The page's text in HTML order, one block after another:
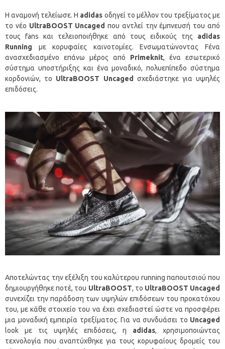
Η αναμονή τελείωσε. Η adidas οδηγεί το μέλλον του τρεξίματος με
το νέο UltraBOOST Uncaged που αντλεί την έμπνευσή του από
τους fans και τελειοποιήθηκε από τους ειδικούς της adidas
Running με κορυφαίες καινοτομίες. Ενσωματώνοντας Fένα
ανασχεδιασμένο επάνω μέρος από Primeknit, ένα εσωτερικό
σύστημα υποστήριξης και ένα μοναδικό, πολυεπίπεδο σύστημα
κορδονιών, το UltraBOOST Uncaged
σχεδιάστηκε για υψηλές
επιδόσεις.
Αποτελώντας την εξέλιξη του καλύτερου running παπουτσιού που
δημιουργήθηκε ποτέ, του UltraBOOST, το UltraBOOST Uncaged
συνεχίζει την παράδοση των υψηλών επιδόσεων του προκατόχου
του, με κάθε στοιχείο του να έχει σχεδιαστεί ώστε να προσφέρει
μια μοναδική εμπειρία τρεξίματος. Για να συνδυάσει το Uncaged
look με τις υψηλές επιδόσεις, η adidas, χρησιμοποιώντας
τεχνολογία που αναπτύχθηκε για τους κορυφαίους δρομείς του